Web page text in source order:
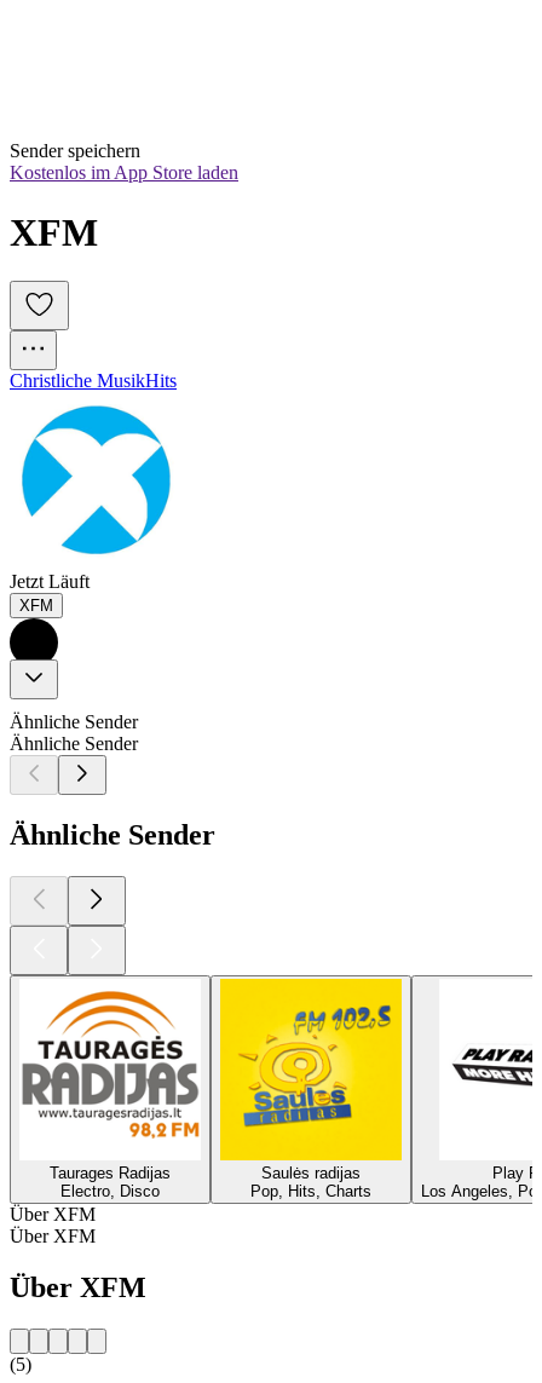
Sender speichern
Kostenlos im App Store laden
XFM
Christliche MusikHits
Jetzt Läuft
XFM
Ähnliche Sender
Ähnliche Sender
Ähnliche Sender
Taurages Radijas
Electro, Disco
Saulės radijas
Pop, Hits, Charts
Play
Los Angeles,
Über XFM
Über XFM
Über XFM
(5)